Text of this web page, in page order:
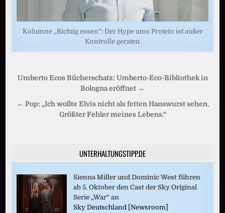
Kolumne „Richtig essen“: Der Hype ums Protein ist außer
Kontrolle geraten
Beitragsnavigation
Umberto Ecos Bücherschatz: Umberto-Eco-Bibliothek in
Bologna eröffnet →
← Pop: „Ich wollte Elvis nicht als fetten Hanswurst sehen.
Größter Fehler meines Lebens.“
UNTERHALTUNGSTIPP.DE
Sienna Miller und Dominic West führen
ab 5. Oktober den Cast der Sky Original
Serie „War“ an
Sky Deutschland [Newsroom]